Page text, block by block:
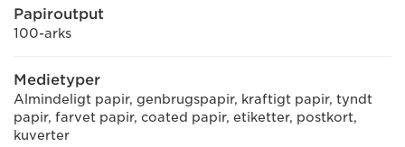
Papiroutput
100-arks
Medietyper
Almindeligt papir, genbrugspapir, kraftigt papir, tyndt
papir, farvet papir, coated papir, etiketter, postkort,
kuverter